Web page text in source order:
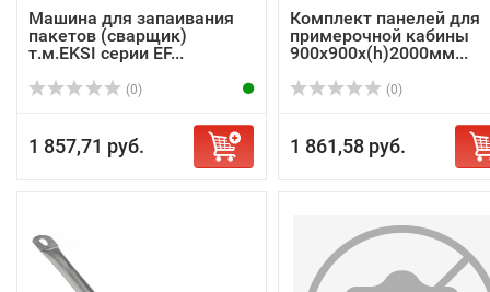
Машина для запаивания
пакетов (сварщик)
т.м.EKSI серии EF...
(0)
1 857,71 руб.
Комплект панелей для
примерочной кабины
900х900х(h)2000мм...
(0)
1 861,58 руб.